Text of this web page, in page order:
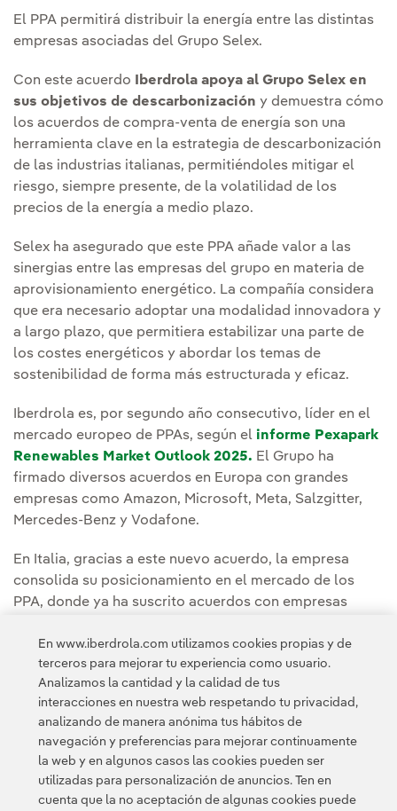
El PPA permitirá distribuir la energía entre las distintas
empresas asociadas del Grupo Selex.
Con este acuerdo
Iberdrola apoya al Grupo Selex en
sus objetivos de descarbonización y demuestra cómo
los acuerdos de compra-venta de energía son una
herramienta clave en la estrategia de descarbonización
de las industrias italianas, permitiéndoles mitigar el
riesgo, siempre presente, de la volatilidad de los
precios de la energía a medio plazo.
Selex ha asegurado que este PPA añade valor a las
sinergias entre las empresas del grupo en materia de
aprovisionamiento energético. La compañía considera
que era necesario adoptar una modalidad innovadora y
a largo plazo, que permitiera estabilizar una parte de
los costes energéticos y abordar los temas de
sostenibilidad de forma más estructurada y eficaz.
Iberdrola es, por segundo año consecutivo, líder en el
mercado europeo de PPAs, según el informe Pexapark
Renewables Market Outlook 2025. El Grupo ha
firmado diversos acuerdos en Europa con grandes
empresas como Amazon, Microsoft, Meta, Salzgitter,
Mercedes-Benz y Vodafone.
En Italia, gracias a este nuevo acuerdo, la empresa
consolida su posicionamiento en el mercado de los
PPA, donde ya ha suscrito acuerdos con empresas
otros grupos del segmento de la gran distribución, para
los cuales se han activado contratos de suministro de
energía verde procedente de plantas fotovoltaicas
operativas en el territorio nacional.
En www.iberdrola.com utilizamos cookies propias y de
terceros para mejorar tu experiencia como usuario.
Analizamos la cantidad y la calidad de tus
interacciones en nuestra web respetando tu privacidad,
analizando de manera anónima tus hábitos de
navegación y preferencias para mejorar continuamente
la web y en algunos casos las cookies pueden ser
utilizadas para personalización de anuncios. Ten en
cuenta que la no aceptación de algunas cookies puede